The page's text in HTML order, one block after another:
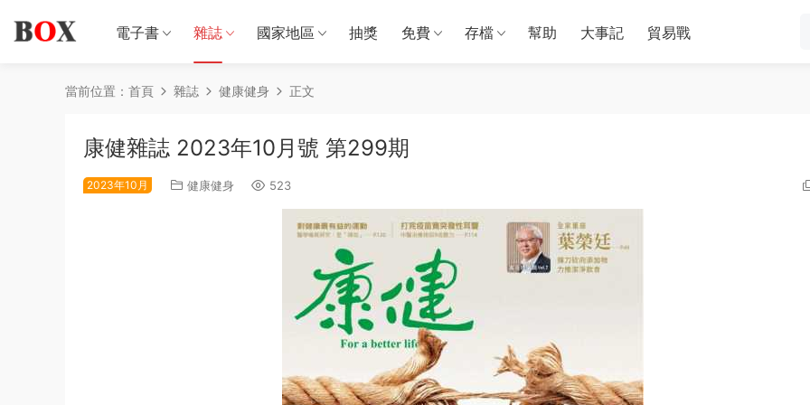
電子書 雜誌 國家地區 抽獎 免費 存檔 幫助 大事記 貿易戰
當前位置： 首頁 雜誌 健康健身 正文
康健雜誌 2023年10月號 第299期
2023年10月 健康健身 523